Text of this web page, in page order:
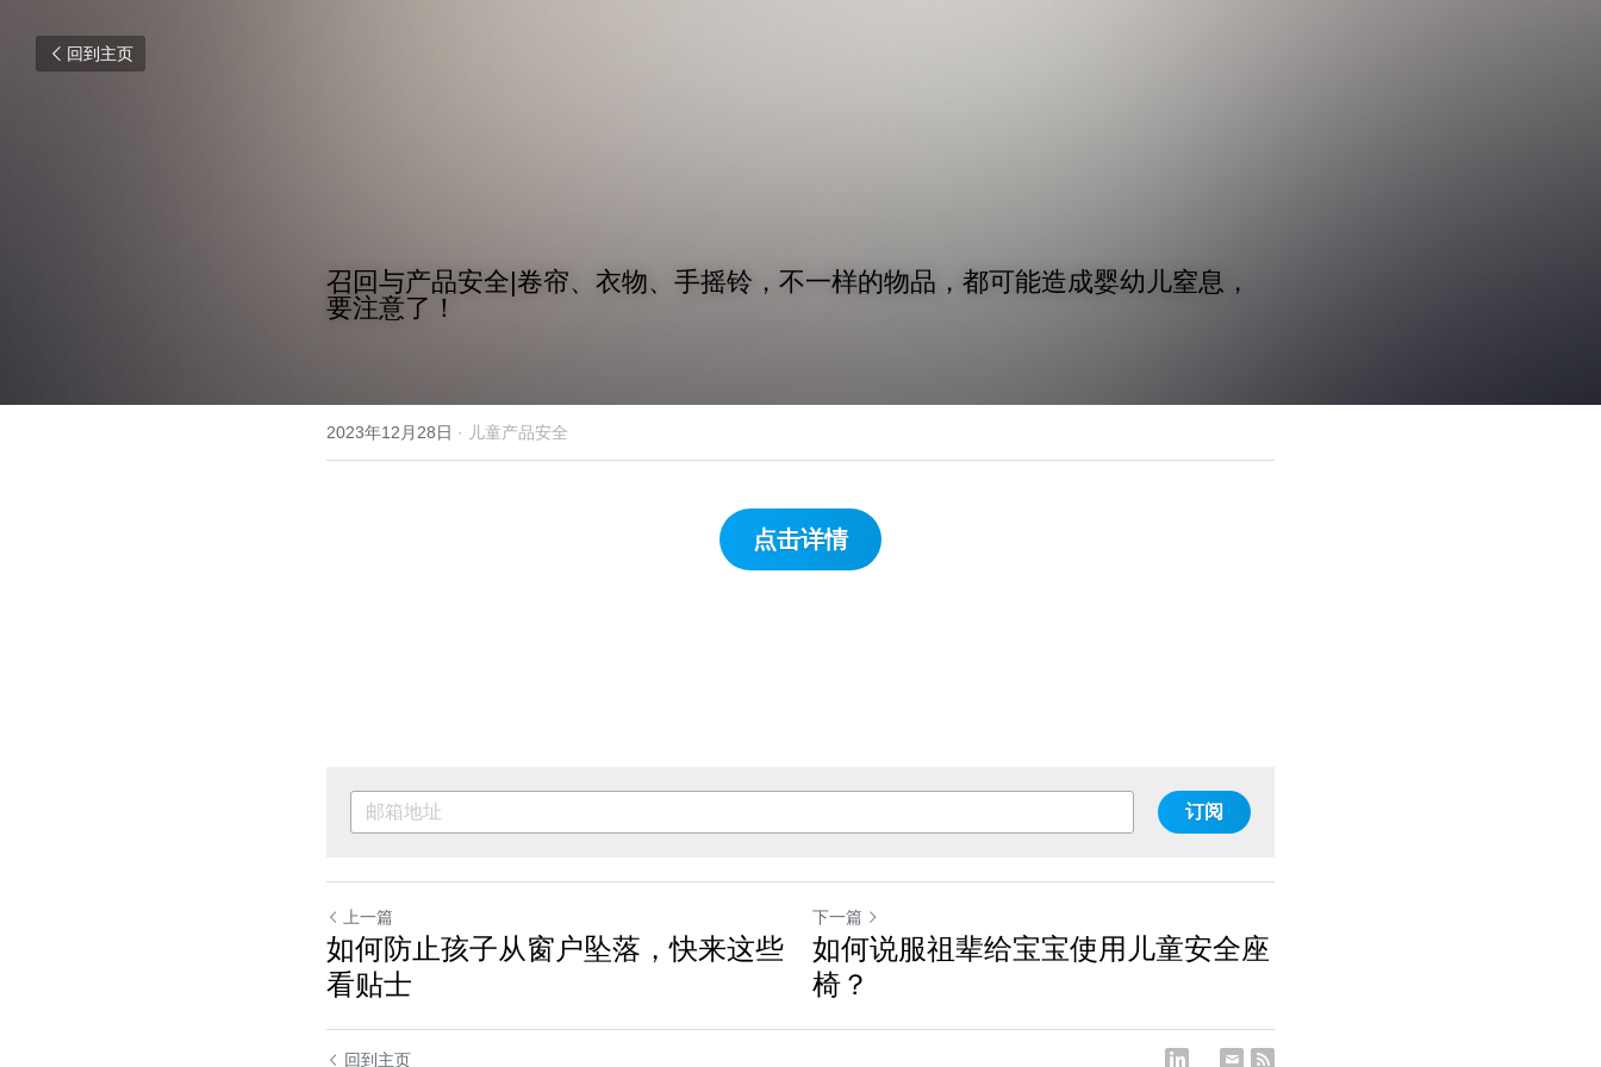
回到主页
召回与产品安全|卷帘、衣物、手摇铃，不一样的物品，都可能造成婴幼儿窒息，
要注意了！
2023年12月28日 · 儿童产品安全
点击详情
订阅
上一篇
如何防止孩子从窗户坠落，快来这些
看贴士
下一篇
如何说服祖辈给宝宝使用儿童安全座
椅？
回到主页